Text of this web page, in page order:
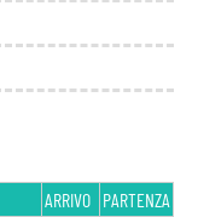
ARRIVO PARTENZA